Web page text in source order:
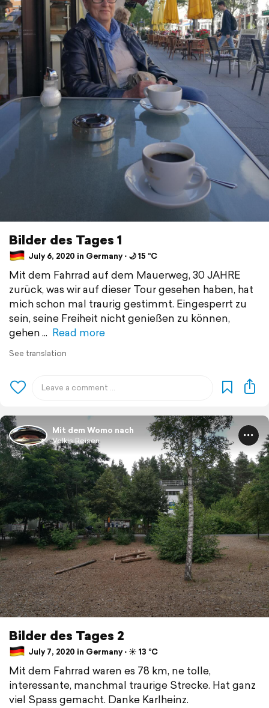
Bilder des Tages 1
July 6, 2020 in Germany ⋅ 🌙 15 °C
Mit dem Fahrrad auf dem Mauerweg, 30 JAHRE
zurück, was wir auf dieser Tour gesehen haben, hat
mich schon mal traurig gestimmt. Eingesperrt zu
sein, seine Freiheit nicht genießen zu können,
gehen
Read more
See translation
Mit dem Womo nach
Volkis Reisen
Bilder des Tages 2
July 7, 2020 in Germany ⋅ ☀️ 13 °C
Mit dem Fahrrad waren es 78 km, ne tolle,
interessante, manchmal traurige Strecke. Hat ganz
viel Spass gemacht. Danke Karlheinz.